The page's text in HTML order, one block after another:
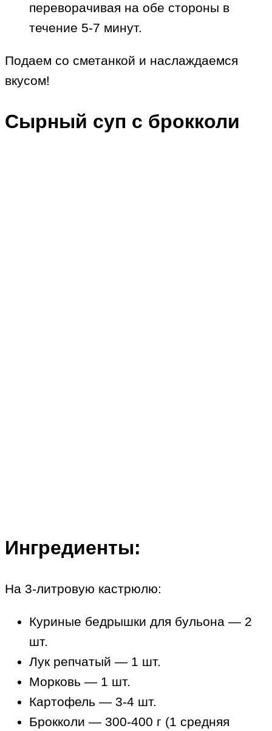
переворачивая на обе стороны в
течение 5-7 минут.
Подаем со сметанкой и наслаждаемся
вкусом!
Сырный суп с брокколи
Ингредиенты:
На 3-литровую кастрюлю:
Куриные бедрышки для бульона — 2
шт.
Лук репчатый — 1 шт.
Морковь — 1 шт.
Картофель — 3-4 шт.
Брокколи — 300-400 г (1 средняя